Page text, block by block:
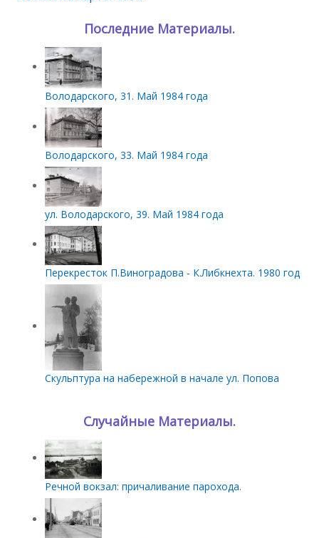
Последние Материалы.
Володарского, 31. Май 1984 года
Володарского, 33. Май 1984 года
ул. Володарского, 39. Май 1984 года
Перекресток П.Виноградова - К.Либкнехта. 1980 год
Скульптура на набережной в начале ул. Попова
Случайные Материалы.
Речной вокзал: причаливание парохода.